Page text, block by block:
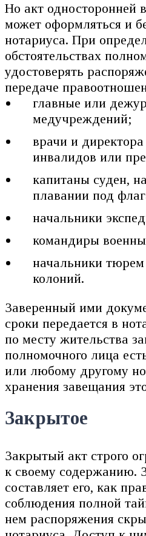
Но акт односторонней
может оформляться и
нотариуса. При
обстоятельствах
удостоверять
передаче
главные или
медучреждений;
врачи и
инвалидов или
капитаны суден,
плавании под
начальники
командиры
начальники
колоний.
Заверенный ими
сроки передается в
по месту жительства
полномочного лица
или любому другому
хранения завещания
Закрытое
Закрытый акт строго
к своему содержанию.
составляет его, как
соблюдения полной
нем распоряжения